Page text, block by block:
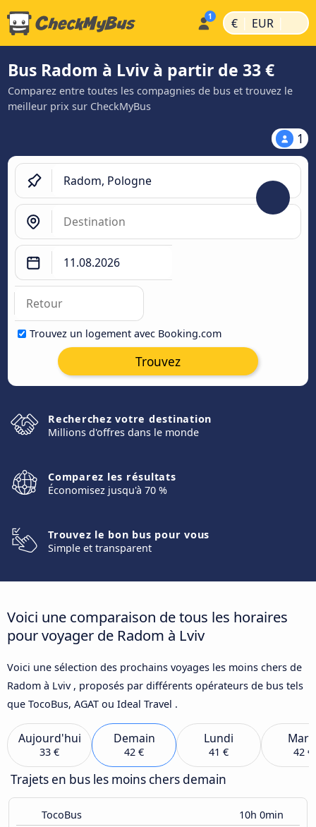
€ | EUR |
Bus Radom à Lviv à partir de 33 €
Comparez entre toutes les compagnies de bus et trouvez le
meilleur prix sur CheckMyBus
1
Trouvez un logement avec Booking.com
Trouvez
Recherchez votre destination
Millions d'offres dans le monde
Comparez les résultats
Économisez jusqu'à 70 %
Trouvez le bon bus pour vous
Simple et transparent
Voici une comparaison de tous les horaires
pour voyager de Radom à Lviv
Voici une sélection des prochains voyages les moins chers de
Radom à Lviv , proposés par différents opérateurs de bus tels
que TocoBus, AGAT ou Ideal Travel .
Aujourd'hui
33 €
Demain
42 €
Lundi
41 € 42 €
Trajets en bus les moins chers demain
TocoBus 10h 0min